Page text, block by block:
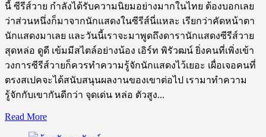
นี้ ซีรีส์วาย กำลังได้รับความนิยมอย่างมากในไทย ต้องบอกเลย
ว่าส่วนหนึ่งก็มาจากนักแสดงในซีรีส์นี่แหละ เรียกว่าคัดหน้าตา
นักแสดงมาเลย และวันนี้เราจะมาพูดถึงดารานักแสดงซีรีส์วาย
สุดหล่อ ดูดี เข้มมีสไตล์อย่างน้อง เอิร์ท พิรัวฒน์ ยิ่งคนที่เพิ่งเข้า
วงการซีรีส์วายก็ควรทำความรู้จักนักแสดงไว้เยอะ เผื่อเจอคนที่
ตรงสเปคจะได้สนับสนุนผลงานของเขาต่อไป เรามาทำความ
รู้จักกับเขากันดีกว่า จุดเด่น หล่อ ตัวสูง...
Read MoreRead